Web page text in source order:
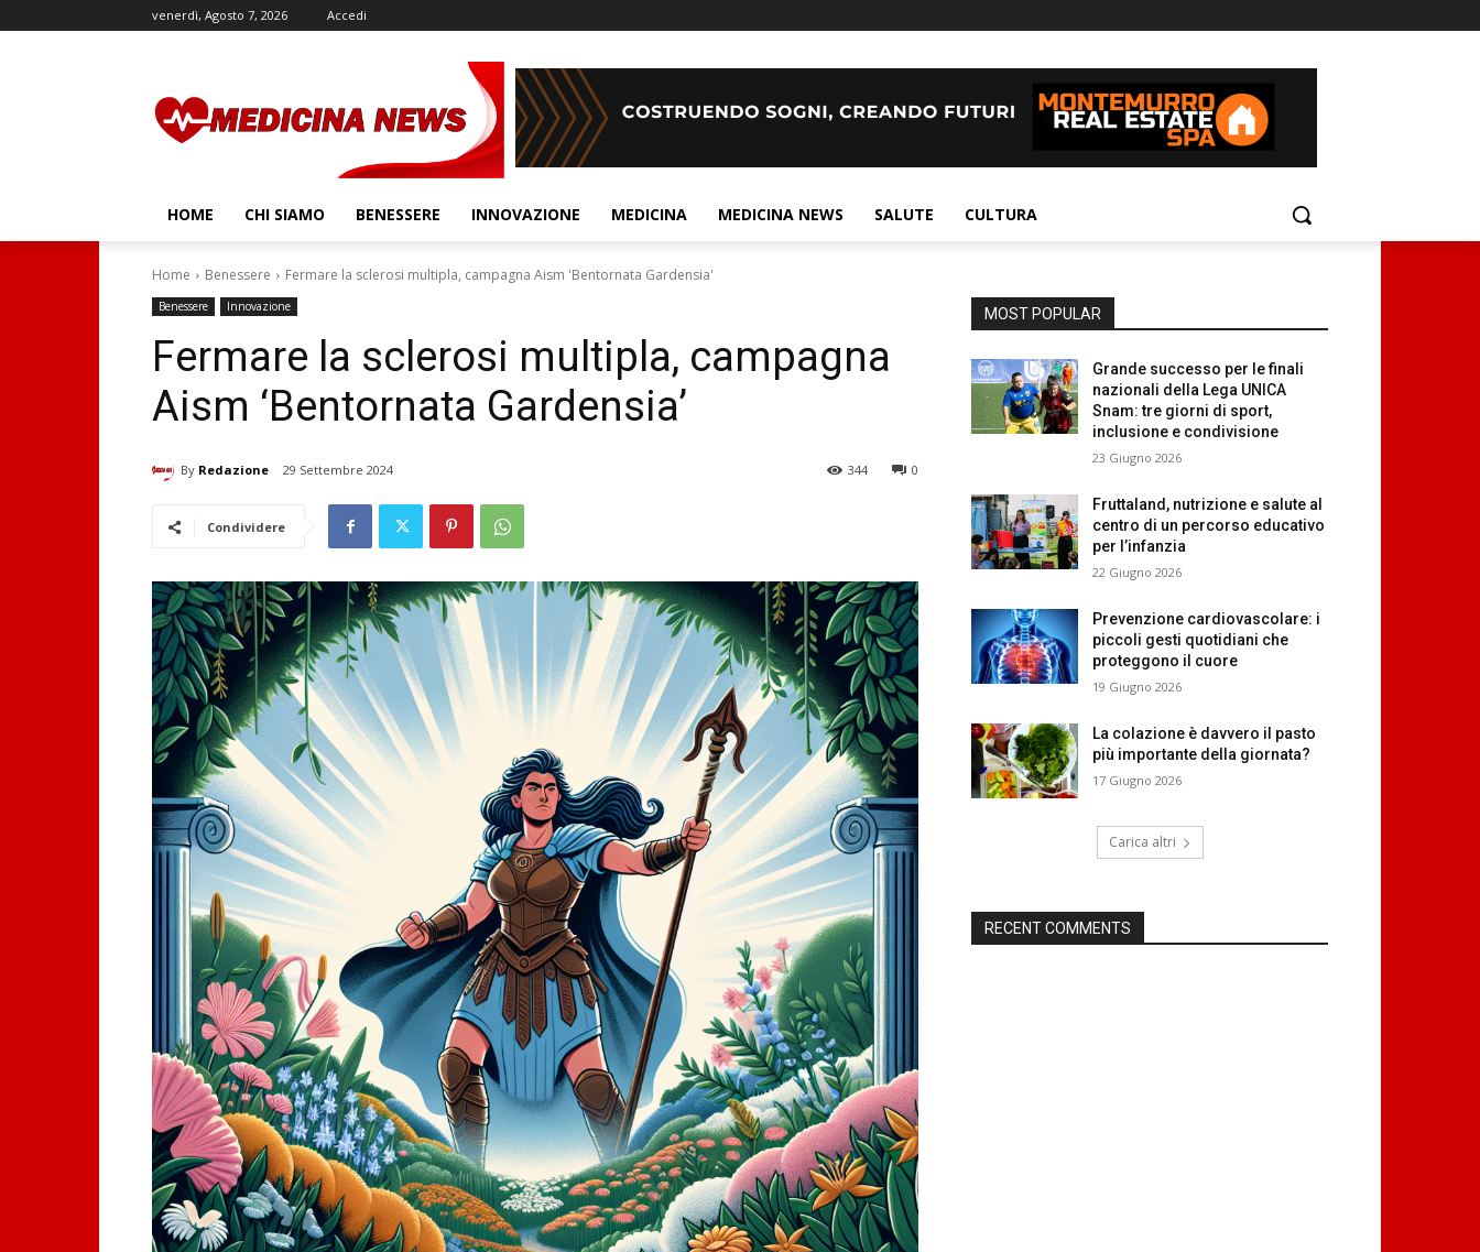
venerdì, Agosto 7, 2026 Accedi
HOME CHI SIAMO BENESSERE INNOVAZIONE MEDICINA MEDICINA NEWS SALUTE CULTURA
Home Benessere Fermare la sclerosi multipla, campagna Aism 'Bentornata Gardensia'
Benessere Innovazione
Fermare la sclerosi multipla, campagna
Aism ‘Bentornata Gardensia’
By Redazione 29 Settembre 2024 0
344
Condividere
MOST POPULAR
Grande successo per le finali
nazionali della Lega UNICA
Snam: tre giorni di sport,
inclusione e condivisione
23 Giugno 2026
Fruttaland, nutrizione e salute al
centro di un percorso educativo
per l’infanzia
22 Giugno 2026
Prevenzione cardiovascolare: i
piccoli gesti quotidiani che
proteggono il cuore
19 Giugno 2026
La colazione è davvero il pasto
più importante della giornata?
17 Giugno 2026
Carica altri
RECENT COMMENTS